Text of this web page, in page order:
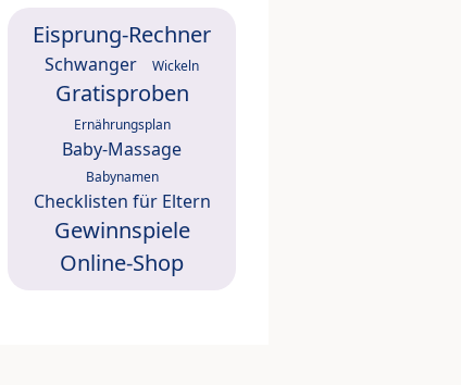
Eisprung-Rechner
Schwanger Wickeln
Gratisproben
Ernährungsplan
Baby-Massage
Babynamen
Checklisten für Eltern
Gewinnspiele
Online-Shop